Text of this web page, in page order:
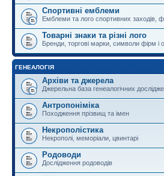
Спортивні емблеми
Емблеми та лого спортивних заходів,
Товарні знаки та різні лого
Бренди, торгові марки, символи фірм і
ГЕНЕАЛОГІЯ
Архіви та джерела
Джерельна база генеалогічних
Антропоніміка
Походження прізвищ та імен
Некрополістика
Некрополі, меморіали, цвинтарі
Родоводи
Дослідження родоводів